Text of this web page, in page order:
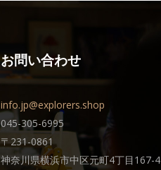
お問い合わせ
info.jp@explorers.shop
045-305-6995
〒231-0861
神奈川県横浜市中区元町4丁目167-4